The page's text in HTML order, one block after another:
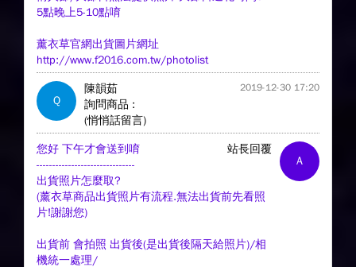
5點晚上5-10點唷
薰衣草官網出貨圖片網址
http://www.f2016.com.tw/photolist
Q
陳韻茹 2019-12-30 17:20
詢問商品 :
(悄悄話留言)
A
站長回覆
您好 下午才會送到唷
-------------------------------
出貨照片怎麼取?
(薰衣草商品出貨照片有流程.無法出貨前先看照
片!謝謝您)
出貨前 會拍照 出貨後(是出貨後隔天給照片)/相
機統一處理/